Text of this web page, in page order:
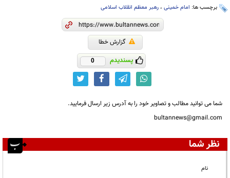
برچسب ها: امام خمینی ، رهبر معظم انقلاب اسلامی
گزارش خطا
پسندیدم 0
شما می توانید مطالب و تصاویر خود را به آدرس زیر ارسال فرمایید.
bultannews@gmail.com
نظر شما
نام